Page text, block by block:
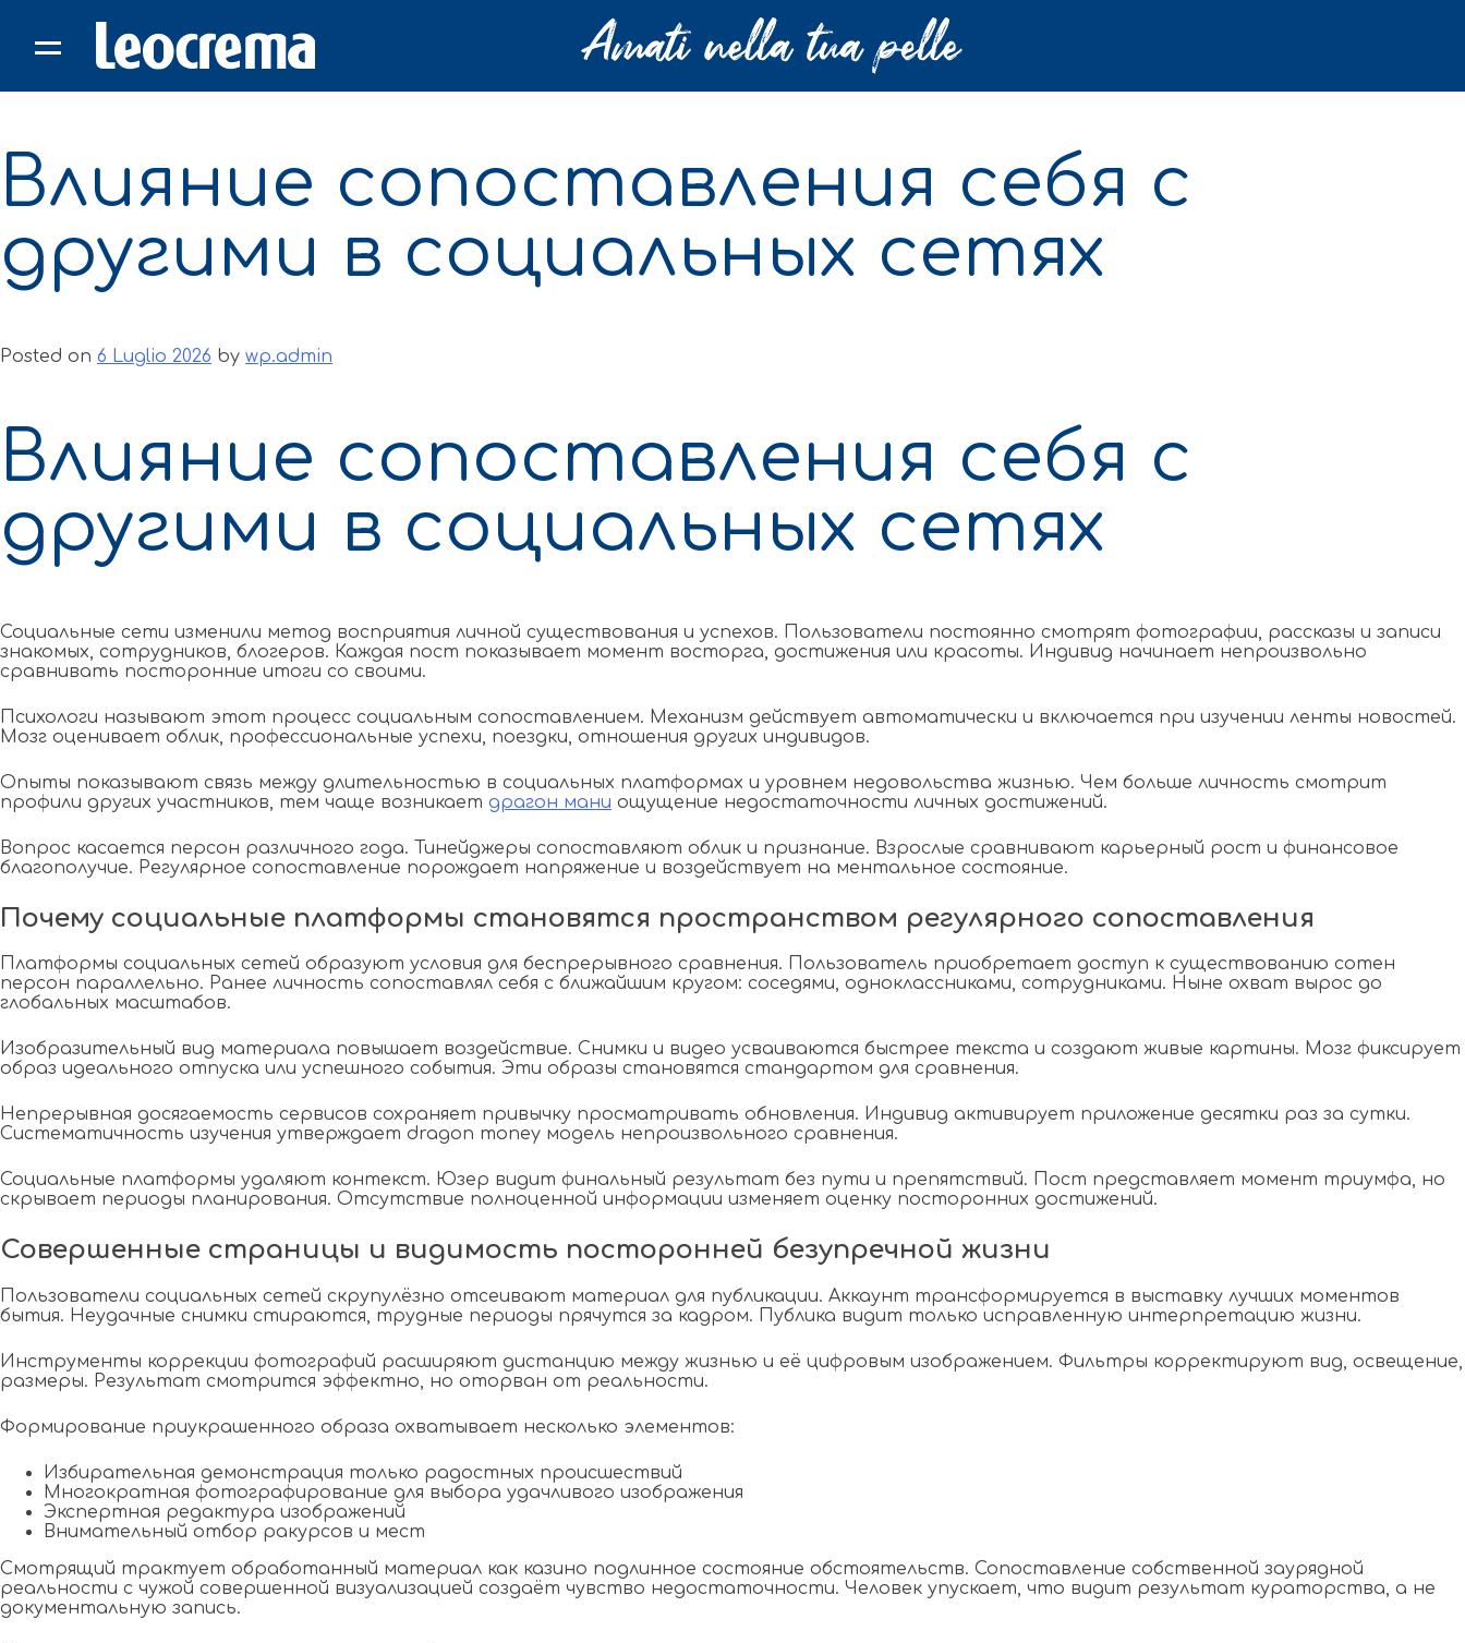
content
Влияние сопоставления себя с
другими в социальных сетях
Posted on 6 Luglio 2026 by wp.admin
Влияние сопоставления себя с
другими в социальных сетях
Социальные сети изменили метод восприятия личной существования и успехов. Пользователи постоянно смотрят фотографии, рассказы и записи
знакомых, сотрудников, блогеров. Каждая пост показывает момент восторга, достижения или красоты. Индивид начинает непроизвольно
сравнивать посторонние итоги со своими.
Психологи называют этот процесс социальным сопоставлением. Механизм действует автоматически и включается при изучении ленты новостей.
Мозг оценивает облик, профессиональные успехи, поездки, отношения других индивидов.
Опыты показывают связь между длительностью в социальных платформах и уровнем недовольства жизнью. Чем больше личность смотрит
профили других участников, тем чаще возникает драгон мани ощущение недостаточности личных достижений.
Вопрос касается персон различного года. Тинейджеры сопоставляют облик и признание. Взрослые сравнивают карьерный рост и финансовое
благополучие. Регулярное сопоставление порождает напряжение и воздействует на ментальное состояние.
Почему социальные платформы становятся пространством регулярного сопоставления
Платформы социальных сетей образуют условия для беспрерывного сравнения. Пользователь приобретает доступ к существованию сотен
персон параллельно. Ранее личность сопоставлял себя с ближайшим кругом: соседями, одноклассниками, сотрудниками. Ныне охват вырос до
глобальных масштабов.
Изобразительный вид материала повышает воздействие. Снимки и видео усваиваются быстрее текста и создают живые картины. Мозг фиксирует
образ идеального отпуска или успешного события. Эти образы становятся стандартом для сравнения.
Непрерывная досягаемость сервисов сохраняет привычку просматривать обновления. Индивид активирует приложение десятки раз за сутки.
Систематичность изучения утверждает dragon money модель непроизвольного сравнения.
Социальные платформы удаляют контекст. Юзер видит финальный результат без пути и препятствий. Пост представляет момент триумфа, но
скрывает периоды планирования. Отсутствие полноценной информации изменяет оценку посторонних достижений.
Совершенные страницы и видимость посторонней безупречной жизни
Пользователи социальных сетей скрупулёзно отсеивают материал для публикации. Аккаунт трансформируется в выставку лучших моментов
бытия. Неудачные снимки стираются, трудные периоды прячутся за кадром. Публика видит только исправленную интерпретацию жизни.
Инструменты коррекции фотографий расширяют дистанцию между жизнью и её цифровым изображением. Фильтры корректируют вид, освещение,
размеры. Результат смотрится эффектно, но оторван от реальности.
Формирование приукрашенного образа охватывает несколько элементов:
Избирательная демонстрация только радостных происшествий
Многократная фотографирование для выбора удачливого изображения
Экспертная редактура изображений
Внимательный отбор ракурсов и мест
Смотрящий трактует обработанный материал как казино подлинное состояние обстоятельств. Сопоставление собственной заурядной
реальности с чужой совершенной визуализацией создаёт чувство недостаточности. Человек упускает, что видит результат кураторства, а не
документальную запись.